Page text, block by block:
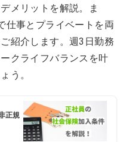
メリットを解説。ま
仕事とプライベートを両
紹介します。週3日勤務
クライフバランスを叶
う。
正規